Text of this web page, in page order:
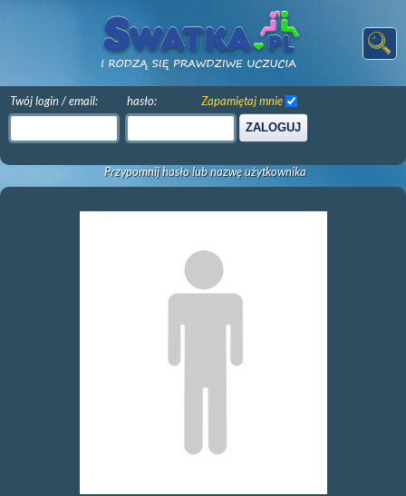
Twój login / email: hasło:
ZALOGUJ
Zapamiętaj mnie
Przypomnij hasło lub nazwę użytkownika